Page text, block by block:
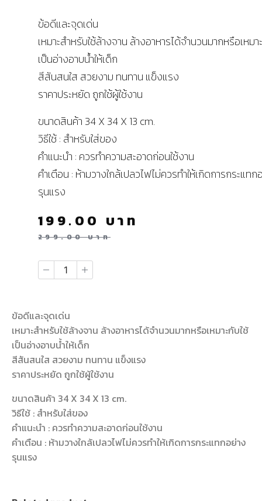
ข้อดีและจุดเด่น
เหมาะสำหรับใช้ล้างจาน ล้างอาหารได้จำนวนมากหรือเหมา
เป็นอ่างอาบน้ำให้เด็ก
สีสันสนใส สวยงาม ทนทาน แข็งแรง
ราคาประหยัด ถูกใช้ผู้ใช้งาน
ขนาดสินค้า 34 X 34 X 13 cm.
วิธีใช้ : สำหรับใส่ของ
คำแนะนำ : ควรทำความสะอาดก่อนใช้งาน
คำเตือน : ห้ามวางใกล้เปลวไฟไม่ควรทำให้เกิดการกระแทก
รุนแรง
299.00บาท
199.00 บาท
ข้อดีและจุดเด่น
เหมาะสำหรับใช้ล้างจาน ล้างอาหารได้จำนวนมากหรือเหมาะกับใช้
เป็นอ่างอาบน้ำให้เด็ก
สีสันสนใส สวยงาม ทนทาน แข็งแรง
ราคาประหยัด ถูกใช้ผู้ใช้งาน
ขนาดสินค้า 34 X 34 X 13 cm.
วิธีใช้ : สำหรับใส่ของ
คำแนะนำ : ควรทำความสะอาดก่อนใช้งาน
คำเตือน : ห้ามวางใกล้เปลวไฟไม่ควรทำให้เกิดการกระแทกอย่าง
รุนแรง